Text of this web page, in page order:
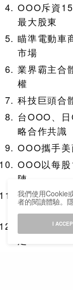
OOO斥資
最大股東
瞄準電動車
市場
業界霸主合
權
科技巨頭合
台OOO、
略合作共識
OOO攜手
OOO以每
陣
OOO與
元
觀光結盟O
我們使用Cookie
者的閱讀體驗。
I